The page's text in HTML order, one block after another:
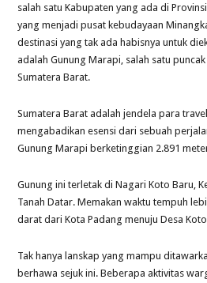
salah satu Kabupaten yang ada di
yang menjadi pusat kebudayaan
destinasi yang tak ada habisnya untuk
adalah Gunung Marapi, salah satu
Sumatera Barat.
Sumatera Barat adalah jendela para
mengabadikan esensi dari sebuah
Gunung Marapi berketinggian 2.891
Gunung ini terletak di Nagari Koto Baru,
Tanah Datar. Memakan waktu tempuh
darat dari Kota Padang menuju Desa
Tak hanya lanskap yang mampu
berhawa sejuk ini. Beberapa aktivitas